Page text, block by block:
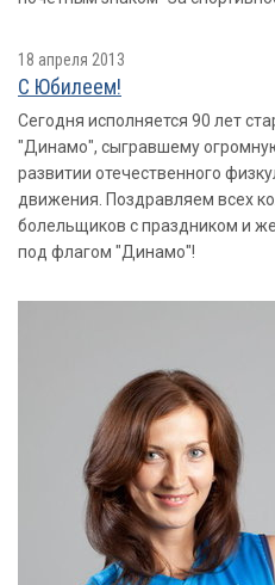
18 апреля 2013
С Юбилеем!
Сегодня исполняется 90 лет
"Динамо", сыгравшему
развитии отечественного
движения. Поздравляем всех
болельщиков с праздником и
под флагом "Динамо"!